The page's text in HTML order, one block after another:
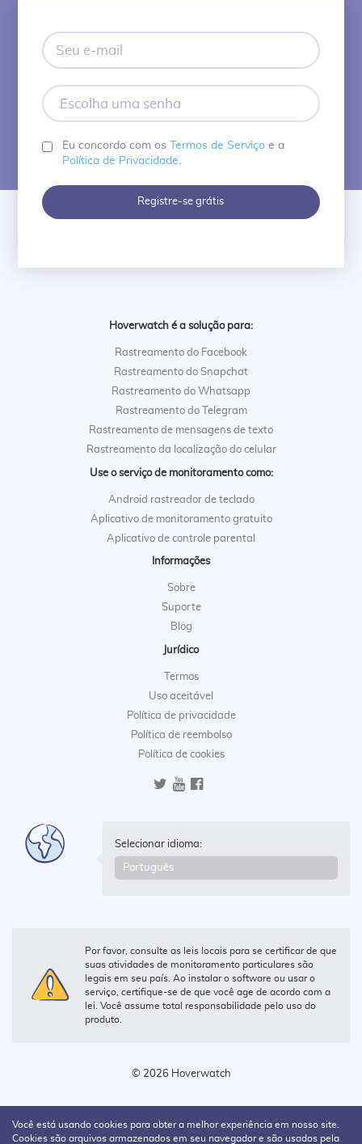
uma
Eu concordo com os Termos de Serviçoe a
Política de Privacidade.
Registre-se grátis
Hoverwatch é a solução para:
Rastreamento do Facebook
Rastreamento do Snapchat
Rastreamento do Whatsapp
Rastreamento do Telegram
Rastreamento de mensagens de texto
Rastreamento da localização do celular
Use o serviço de monitoramento como:
Android rastreador de teclado
Aplicativo de monitoramento gratuito
Aplicativo de controle parental
Informações
Sobre
Suporte
Blog
Jurídico
Termos
Uso aceitável
Política de privacidade
Política de reembolso
Política de cookies
Selecionar idioma:
Por favor, consulte as leis locais para se certificar de que
suas atividades de monitoramento particulares são
legais em seu país. Ao instalar o software ou usar o
serviço, certifique-se de que você age de acordo com a
lei. Você assume total responsabilidade pelo uso do
produto.
© 2026 Hoverwatch
Você está usando cookies para obter a melhor experiência em nosso site.
Cookies são arquivos armazenados em seu navegador e são usados pela